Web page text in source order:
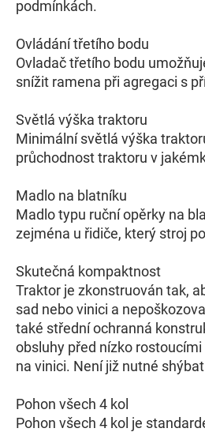
podmínkách.
Ovládání třetího bodu
Ovladač třetího bodu
snížit ramena při agregaci s
Světlá výška traktoru
Minimální světlá výška
průchodnost traktoru v
Madlo na blatníku
Madlo typu ruční opěrky na
zejména u řidiče, který stroj
Skutečná kompaktnost
Traktor je zkonstruován tak,
sad nebo vinici a
také střední ochranná
obsluhy před nízko
na vinici. Není již nutné
Pohon všech 4 kol
Pohon všech 4 kol je